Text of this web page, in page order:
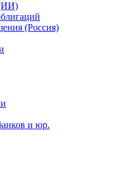
Карты рынка
(Россия)
и юр.